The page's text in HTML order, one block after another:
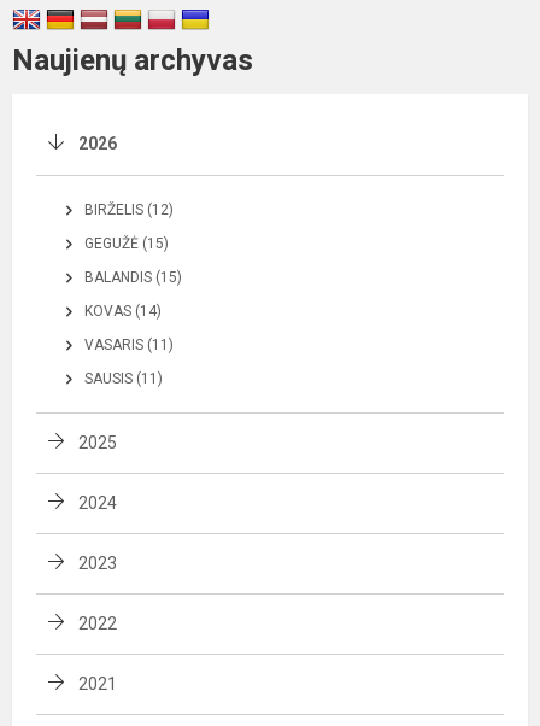
Naujienų archyvas
2026
BIRŽELIS (12)
GEGUŽĖ (15)
BALANDIS (15)
KOVAS (14)
VASARIS (11)
SAUSIS (11)
2025
2024
2023
2022
2021